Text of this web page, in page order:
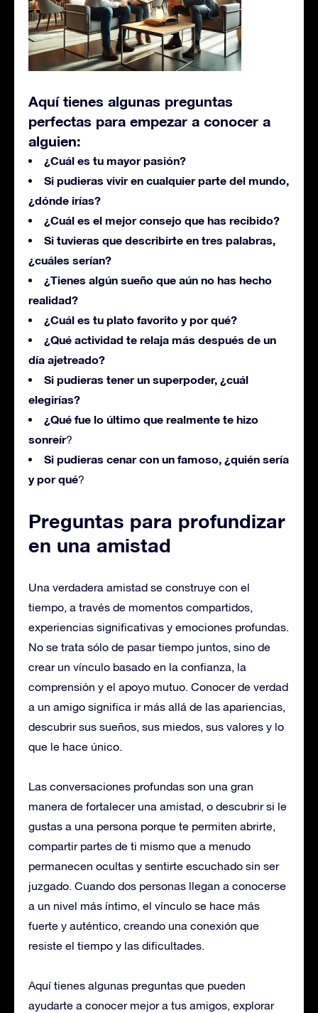
Aquí tienes algunas preguntas
perfectas para empezar a conocer a
alguien:
¿Cuál es tu mayor pasión?
Si pudieras vivir en cualquier parte del mundo,
¿dónde irías?
¿Cuál es el mejor consejo que has recibido?
Si tuvieras que describirte en tres palabras,
¿cuáles serían?
¿Tienes algún sueño que aún no has hecho
realidad?
¿Cuál es tu plato favorito y por qué?
¿Qué actividad te relaja más después de un
día ajetreado?
Si pudieras tener un superpoder, ¿cuál
elegirías?
¿Qué fue lo último que realmente te hizo
sonreír?
Si pudieras cenar con un famoso, ¿quién sería
y por qué?
Preguntas para profundizar
en una amistad
Una verdadera amistad se construye con el
tiempo, a través de momentos compartidos,
experiencias significativas y emociones profundas.
No se trata sólo de pasar tiempo juntos, sino de
crear un vínculo basado en la confianza, la
comprensión y el apoyo mutuo. Conocer de verdad
a un amigo significa ir más allá de las apariencias,
descubrir sus sueños, sus miedos, sus valores y lo
que le hace único.
Las conversaciones profundas son una gran
manera de fortalecer una amistad, o descubrir si le
gustas a una persona porque te permiten abrirte,
compartir partes de ti mismo que a menudo
permanecen ocultas y sentirte escuchado sin ser
juzgado. Cuando dos personas llegan a conocerse
a un nivel más íntimo, el vínculo se hace más
fuerte y auténtico, creando una conexión que
resiste el tiempo y las dificultades.
Aquí tienes algunas preguntas que pueden
ayudarte a conocer mejor a tus amigos, explorar